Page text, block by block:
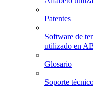
Patentes
Software de
utilizado en
Glosario
Soporte